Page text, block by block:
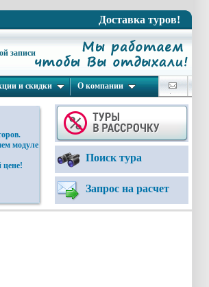
Доставка туров!
записи
и скидки О компании
модуле
цене!
Поиск тура
Запрос на расчет